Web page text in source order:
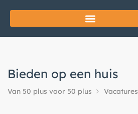
Bieden op een huis
Van 50 plus voor 50 plus Vacatures